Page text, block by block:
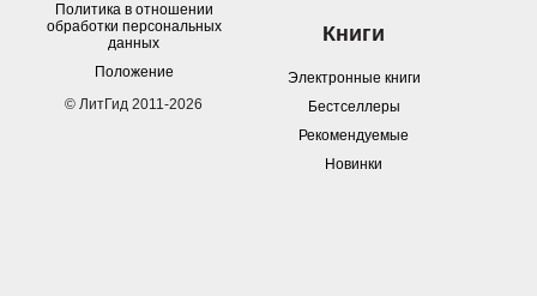
Политика в отношении
обработки персональных
данных
Положение
© ЛитГид 2011-2026
Книги
Электронные книги
Бестселлеры
Рекомендуемые
Новинки